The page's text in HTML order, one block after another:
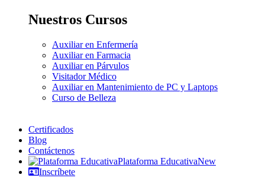
Nuestros Cursos
Auxiliar en Enfermería
Auxiliar en Farmacia
Auxiliar en Párvulos
Visitador Médico
Auxiliar en Mantenimiento de PC y Laptops
Curso de Belleza
Certificados
Blog
Contáctenos
Plataforma EducativaNew
Inscríbete